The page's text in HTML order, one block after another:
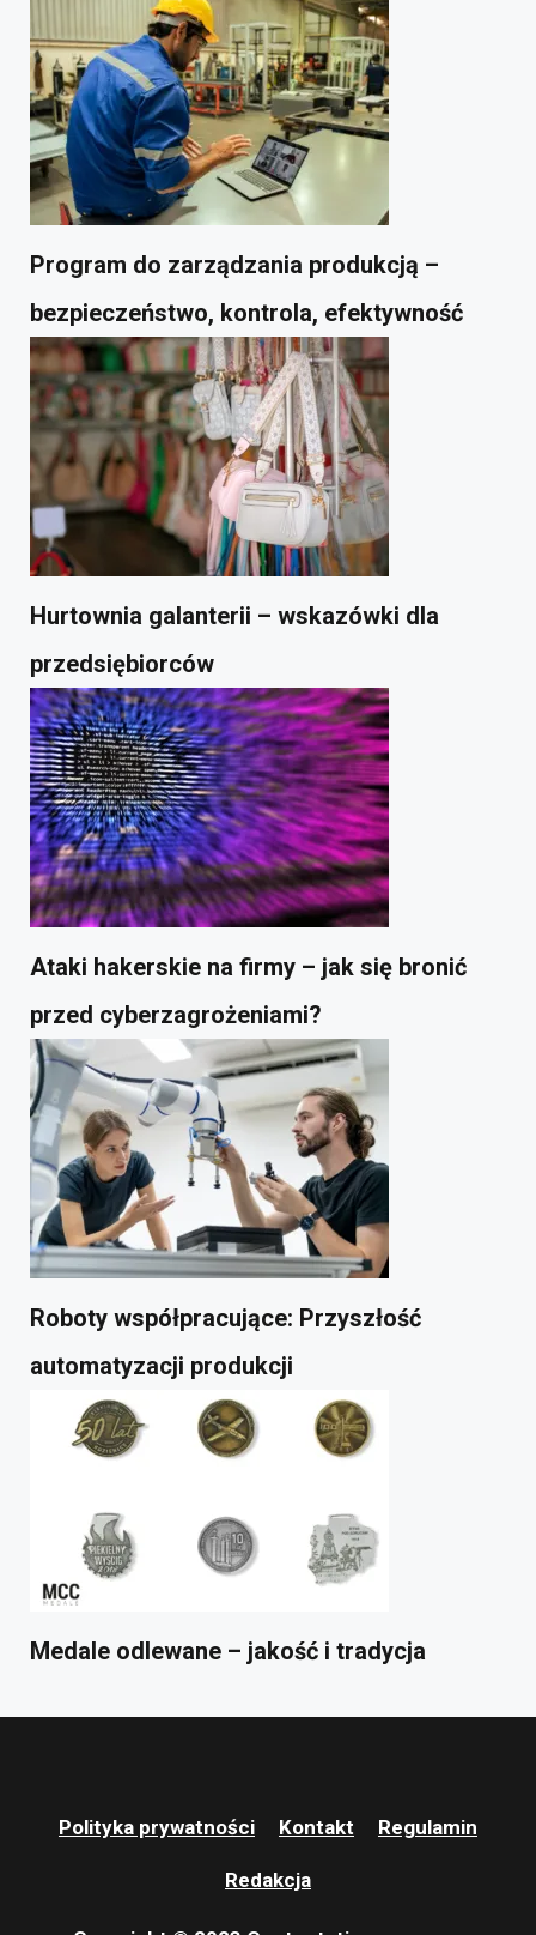
Program do zarządzania produkcją –
bezpieczeństwo, kontrola, efektywność
Hurtownia galanterii – wskazówki dla
przedsiębiorców
Ataki hakerskie na firmy – jak się bronić
przed cyberzagrożeniami?
Roboty współpracujące: Przyszłość
automatyzacji produkcji
Medale odlewane – jakość i tradycja
Polityka prywatności Kontakt Regulamin
Redakcja